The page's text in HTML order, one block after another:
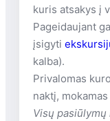
kuris atsakys į
Pageidaujant
įsigyti
kalba).
Privalomas
naktį,
Visų